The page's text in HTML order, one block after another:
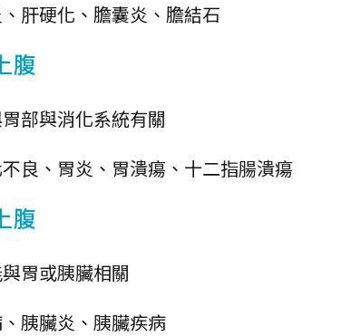
肝硬化、膽囊炎、膽結石
腹
部與消化系統有關
良、胃炎、胃潰瘍、十二指腸潰瘍
腹
胃或胰臟相關
胰臟炎、胰臟疾病